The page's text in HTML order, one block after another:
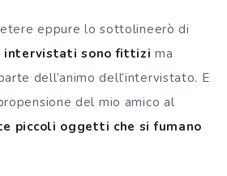
eppure lo sottolineerò di
intervistati sono fittizi ma
dell’animo dell’intervistato. E
del mio amico al
piccoli oggetti che si fumano